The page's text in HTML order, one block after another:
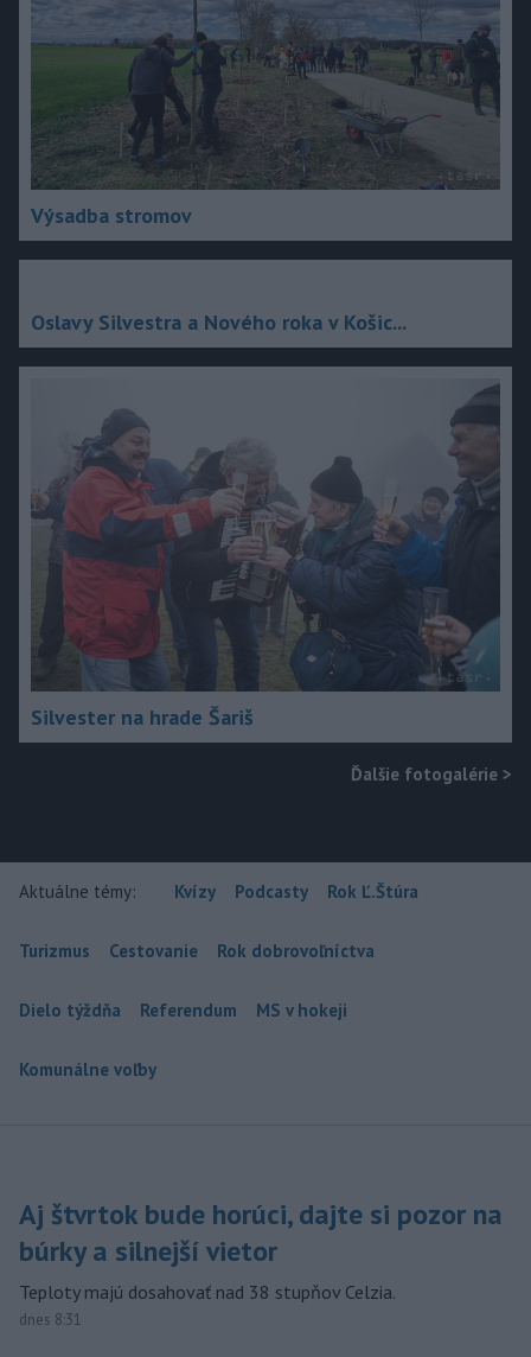
Výsadba stromov
Oslavy Silvestra a Nového roka v Košic...
Silvester na hrade Šariš
Ďalšie fotogalérie >
Aktuálne témy: Kvízy Podcasty Rok Ľ.Štúra
Turizmus Cestovanie Rok dobrovoľníctva
Dielo týždňa Referendum MS v hokeji
Komunálne voľby
Aj štvrtok bude horúci, dajte si pozor na
búrky a silnejší vietor
Teploty majú dosahovať nad 38 stupňov Celzia.
dnes 8:31